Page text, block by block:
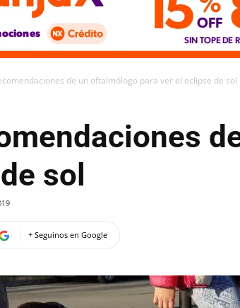
de un oftalmólogo para ver el eclipse de sol
sol
+ Seguinos en Google